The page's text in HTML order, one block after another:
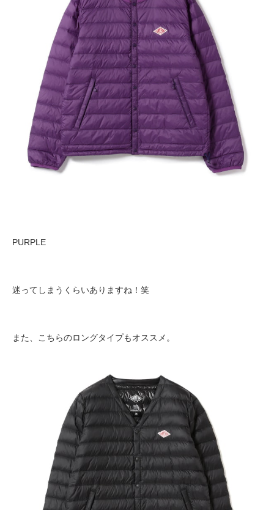
PURPLE
迷ってしまうくらいありますね！笑
また、こちらのロングタイプもオススメ。